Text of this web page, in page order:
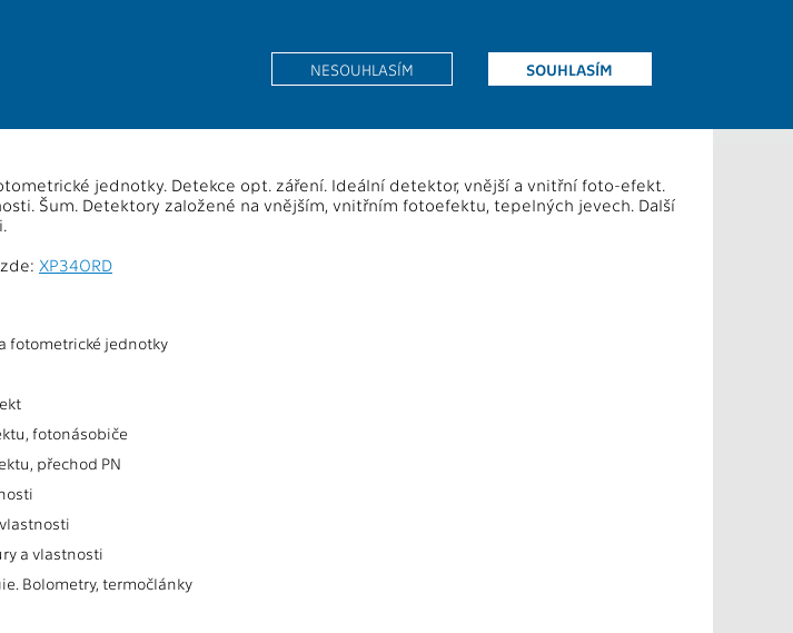
SOUHLASÍM
NESOUHLASÍM
4
jednotky. Detekce opt. záření. Ideální detektor, vnější a vnitřní foto-efekt.
Šum. Detektory založené na vnějším, vnitřním fotoefektu, tepelných jevech. Další
XP34ORD
fotometrické jednotky
fotonásobiče
přechod PN
a vlastnosti
Bolometry, termočlánky